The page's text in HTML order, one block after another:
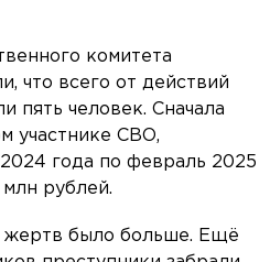
комитета
что всего от действий
пять человек. Сначала
участнике СВО,
года по февраль 2025
рублей.
жертв было больше. Ещё